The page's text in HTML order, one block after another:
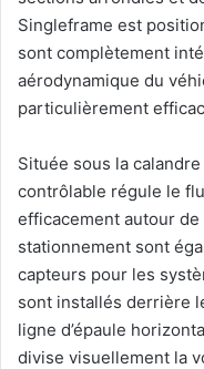
Singleframe est
sont complètement
aérodynamique du
particulièrement
Située sous la calandre
contrôlable régule le
efficacement autour
stationnement sont
capteurs pour les
sont installés derrière
ligne d’épaule
divise visuellement la